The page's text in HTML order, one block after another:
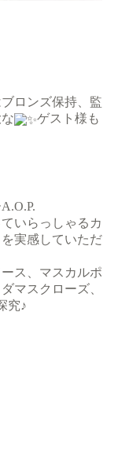
ロンズ保持、監
ゲスト様も
いらっしゃるカ
実感していただ
ス、マスカルポ
マスクローズ、
究♪